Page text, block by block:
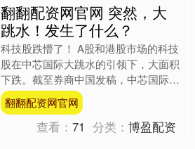
翻翻配资网官网 突然，大
跳水！发生了什么？
科技股跌懵了！ A股和港股市场的科技
股在中芯国际大跳水的引领下，大面积
下跌。截至券商中国发稿，中芯国际H
股暴跌超8%，A股人工智能板块全线
杀跌，科创AIETF大....
翻翻配资网官网
查看：71 分类：博盈配资